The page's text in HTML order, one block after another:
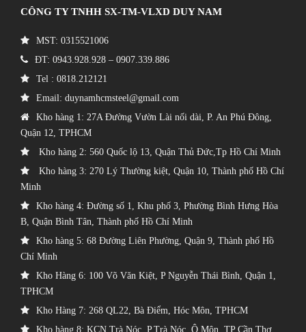
CÔNG TY TNHH SX-TM-VLXD DUY NAM
MST: 0315521006
ĐT: 0943.928.928 – 0907.339.886
Tel : 0818.212121
Email: duynamhcmsteel@gmail.com
Kho hàng 1: 27A Đường Vườn Lài nối dài, P. An Phú Đông,
Quận 12, TPHCM
Kho hàng 2: 560 Quốc lộ 13, Quận Thủ Đức,Tp Hồ Chí Minh
Kho hàng 3: 270 Lý Thường kiệt, Quận 10, Thành phố Hồ Chí
Minh
Kho hàng 4: Đường số 1, Khu phố 3, Phường Bình Hưng Hòa
B, Quận Bình Tân, Thành phố Hồ Chí Minh
Kho hàng 5: 68 Đường Liên Phường, Quận 9, Thành phố Hồ
Chí Minh
Kho Hàng 6: 100 Võ Văn Kiệt, P Nguyễn Thái Bình, Quận 1,
TPHCM
Kho Hàng 7: 268 QL22, Bà Điểm, Hóc Môn, TPHCM
Kho hàng 8: KCN Trà Nóc, P.Trà Nóc, Ô Môn, TP Cần Thơ